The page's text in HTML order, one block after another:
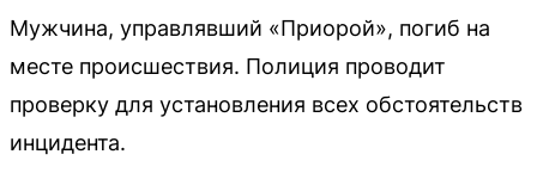
Мужчина, управлявший «Приорой», погиб на
месте происшествия. Полиция проводит
проверку для установления всех обстоятельств
инцидента.